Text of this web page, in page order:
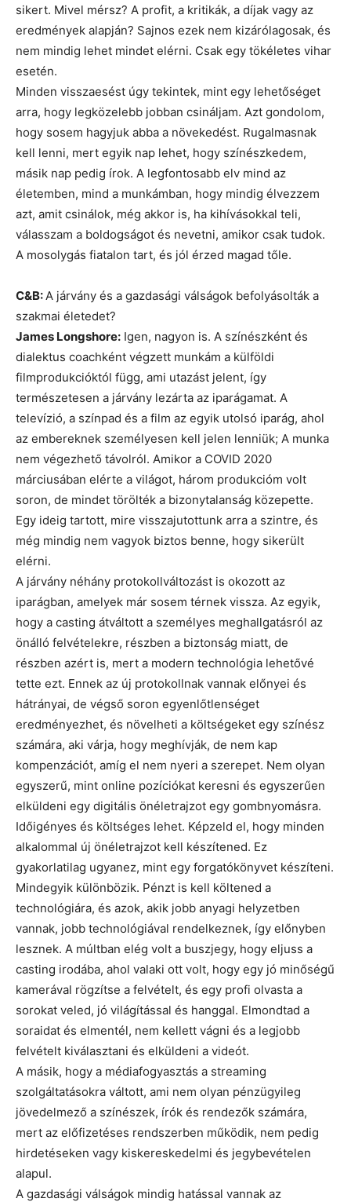
sikert. Mivel mérsz? A profit, a kritikák, a díjak vagy az
eredmények alapján? Sajnos ezek nem kizárólagosak, és
nem mindig lehet mindet elérni. Csak egy tökéletes vihar
esetén.
Minden visszaesést úgy tekintek, mint egy lehetőséget
arra, hogy legközelebb jobban csináljam. Azt gondolom,
hogy sosem hagyjuk abba a növekedést. Rugalmasnak
kell lenni, mert egyik nap lehet, hogy színészkedem,
másik nap pedig írok. A legfontosabb elv mind az
életemben, mind a munkámban, hogy mindig élvezzem
azt, amit csinálok, még akkor is, ha kihívásokkal teli,
válasszam a boldogságot és nevetni, amikor csak tudok.
A mosolygás fiatalon tart, és jól érzed magad tőle.
C&B: A járvány és a gazdasági válságok befolyásolták a
szakmai életedet?
James Longshore: Igen, nagyon is. A színészként és
dialektus coachként végzett munkám a külföldi
filmprodukcióktól függ, ami utazást jelent, így
természetesen a járvány lezárta az iparágamat. A
televízió, a színpad és a film az egyik utolsó iparág, ahol
az embereknek személyesen kell jelen lenniük; A munka
nem végezhető távolról. Amikor a COVID 2020
márciusában elérte a világot, három produkcióm volt
soron, de mindet törölték a bizonytalanság közepette.
Egy ideig tartott, mire visszajutottunk arra a szintre, és
még mindig nem vagyok biztos benne, hogy sikerült
elérni.
A járvány néhány protokollváltozást is okozott az
iparágban, amelyek már sosem térnek vissza. Az egyik,
hogy a casting átváltott a személyes meghallgatásról az
önálló felvételekre, részben a biztonság miatt, de
részben azért is, mert a modern technológia lehetővé
tette ezt. Ennek az új protokollnak vannak előnyei és
hátrányai, de végső soron egyenlőtlenséget
eredményezhet, és növelheti a költségeket egy színész
számára, aki várja, hogy meghívják, de nem kap
kompenzációt, amíg el nem nyeri a szerepet. Nem olyan
egyszerű, mint online pozíciókat keresni és egyszerűen
elküldeni egy digitális önéletrajzot egy gombnyomásra.
Időigényes és költséges lehet. Képzeld el, hogy minden
alkalommal új önéletrajzot kell készítened. Ez
gyakorlatilag ugyanez, mint egy forgatókönyvet készíteni.
Mindegyik különbözik. Pénzt is kell költened a
technológiára, és azok, akik jobb anyagi helyzetben
vannak, jobb technológiával rendelkeznek, így előnyben
lesznek. A múltban elég volt a buszjegy, hogy eljuss a
casting irodába, ahol valaki ott volt, hogy egy jó minőségű
kamerával rögzítse a felvételt, és egy profi olvasta a
sorokat veled, jó világítással és hanggal. Elmondtad a
soraidat és elmentél, nem kellett vágni és a legjobb
felvételt kiválasztani és elküldeni a videót.
A másik, hogy a médiafogyasztás a streaming
szolgáltatásokra váltott, ami nem olyan pénzügyileg
jövedelmező a színészek, írók és rendezők számára,
mert az előfizetéses rendszerben működik, nem pedig
hirdetéseken vagy kiskereskedelmi és jegybevételen
alapul.
A gazdasági válságok mindig hatással vannak az